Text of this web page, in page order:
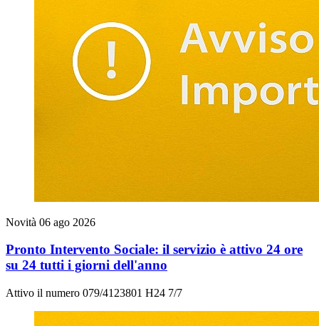
Novità 06 ago 2026
Pronto Intervento Sociale: il servizio è attivo 24 ore
su 24 tutti i giorni dell'anno
Attivo il numero 079/4123801 H24 7/7